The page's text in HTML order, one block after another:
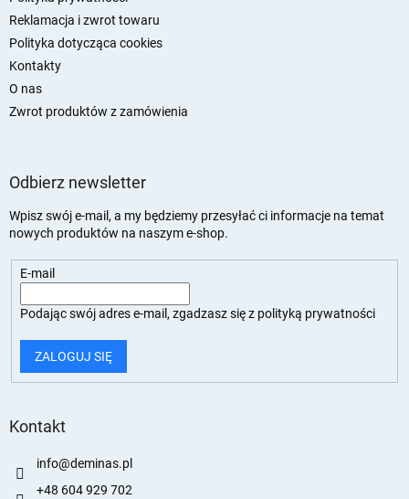
Reklamacja i zwrot towaru
Polityka dotycząca cookies
Kontakty
O nas
Zwrot produktów z zamówienia
Odbierz newsletter
Wpisz swój e-mail, a my będziemy przesyłać ci informacje na temat
nowych produktów na naszym e-shop.
E-mail
Podając swój adres e-mail, zgadzasz się z polityką prywatności
ZALOGUJ SIĘ
Kontakt
info@deminas.pl
+48 604 929 702